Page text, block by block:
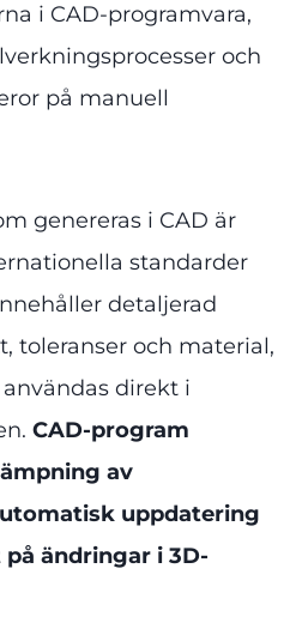
i CAD-programvara,
och
på manuell
genereras i CAD är
standarder
detaljerad
toleranser och material,
direkt i
CAD-program
av
uppdatering
ändringar i 3D-